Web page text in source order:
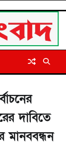
দাবিতে
মানববন্ধন